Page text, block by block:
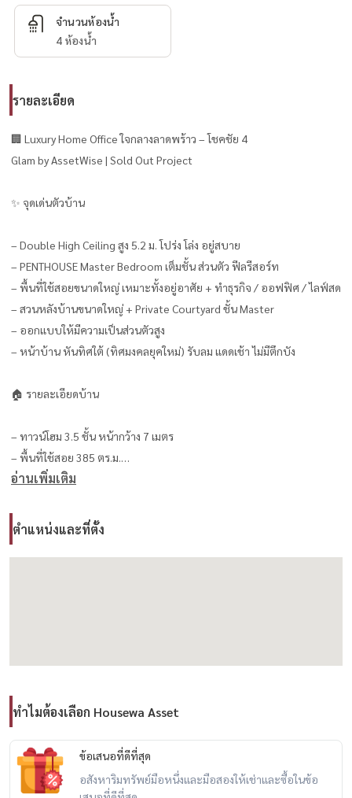
จำนวนห้องน้ำ
4 ห้องน้ำ
รายละเอียด
🏢 Luxury Home Office ใจกลางลาดพร้าว – โชคชัย 4
Glam by AssetWise | Sold Out Project
✨ จุดเด่นตัวบ้าน
– Double High Ceiling สูง 5.2 ม. โปร่ง โล่ง อยู่สบาย
– PENTHOUSE Master Bedroom เต็มชั้น ส่วนตัว ฟีลรีสอร์ท
– พื้นที่ใช้สอยขนาดใหญ่ เหมาะทั้งอยู่อาศัย + ทำธุรกิจ / ออฟฟิศ / ไลฟ์สด
– สวนหลังบ้านขนาดใหญ่ + Private Courtyard ชั้น Master
– ออกแบบให้มีความเป็นส่วนตัวสูง
– หน้าบ้าน หันทิศใต้ (ทิศมงคลยุคใหม่) รับลม แดดเช้า ไม่มีตึกบัง
🏠 รายละเอียดบ้าน
– ทาวน์โฮม 3.5 ชั้น หน้ากว้าง 7 เมตร
– พื้นที่ใช้สอย 385 ตร.ม.
– ที่ดิน 49.5 ตร.วา
– 3 ห้องนอน | 4 ห้องน้ำ
– 1 ห้องออฟฟิศ (ชั้นลอย)
– บิ้วอินทั้งหลัง + แอร์ + ม่านครบ
– ครัว Kohler + เครื่องครัวคุณภาพ
อ่านเพิ่มเติม
ตำแหน่งและที่ตั้ง
ทำไมต้องเลือก Housewa Asset
ข้อเสนอที่ดีที่สุด
อสังหาริมทรัพย์มือหนึ่งและมือสองให้เช่าและซื้อในข้อ